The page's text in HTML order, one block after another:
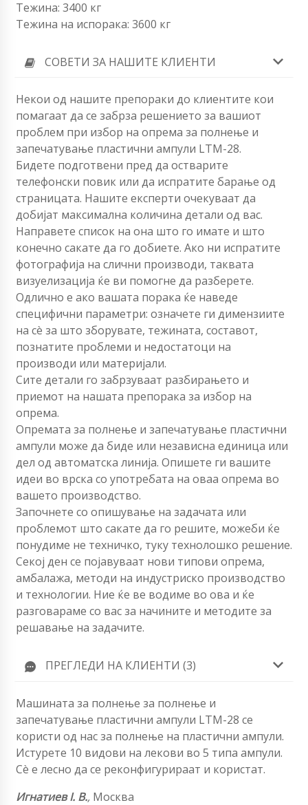
Тежина: 3400 кг
Тежина на испорака: 3600 кг
СОВЕТИ ЗА НАШИТЕ КЛИЕНТИ
Некои од нашите препораки до клиентите кои
помагаат да се забрза решението за вашиот
проблем при избор на опрема за полнење и
запечатување пластични ампули LTM-28.
Бидете подготвени пред да остварите
телефонски повик или да испратите барање од
страницата. Нашите експерти очекуваат да
добијат максимална количина детали од вас.
Направете список на она што го имате и што
конечно сакате да го добиете. Ако ни испратите
фотографија на слични производи, таквата
визуелизација ќе ви помогне да разберете.
Одлично е ако вашата порака ќе наведе
специфични параметри: означете ги димензиите
на сè за што зборувате, тежината, составот,
познатите проблеми и недостатоци на
производи или материјали.
Сите детали го забрзуваат разбирањето и
приемот на нашата препорака за избор на
опрема.
Опремата за полнење и запечатување пластични
ампули може да биде или независна единица или
дел од автоматска линија. Опишете ги вашите
идеи во врска со употребата на оваа опрема во
вашето производство.
Започнете со опишување на задачата или
проблемот што сакате да го решите, можеби ќе
понудиме не техничко, туку технолошко решение.
Секој ден се појавуваат нови типови опрема,
амбалажа, методи на индустриско производство
и технологии. Ние ќе ве водиме во ова и ќе
разговараме со вас за начините и методите за
решавање на задачите.
ПРЕГЛЕДИ НА КЛИЕНТИ (3)
Машината за полнење за полнење и
запечатување пластични ампули LTM-28 се
користи од нас за полнење на пластични ампули.
Истурете 10 видови на лекови во 5 типа ампули.
Сè е лесно да се реконфигурираат и користат.
Игнатиев I. В., Москва